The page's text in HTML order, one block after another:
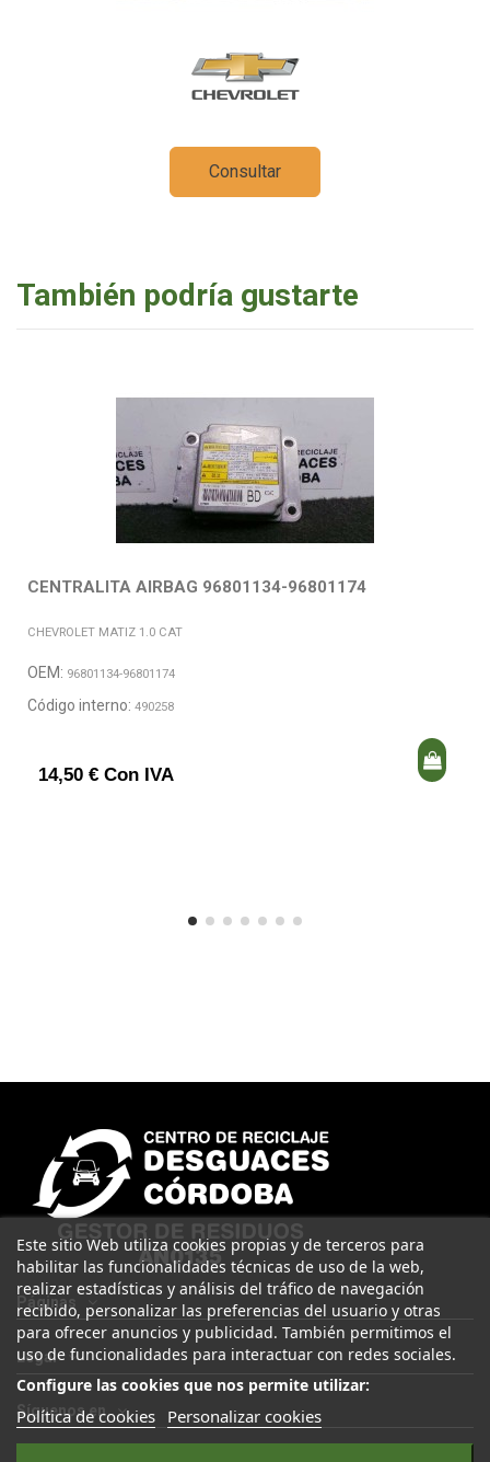
Consultar
También podría gustarte
CENTRALITA AIRBAG 96801134-96801174
CHEVROLET MATIZ 1.0 CAT
OEM: 96801134-96801174
Código interno: 490258
14,50 € Con IVA
Páginas
Legal
Este sitio Web utiliza cookies propias y de terceros para
habilitar las funcionalidades técnicas de uso de la web,
realizar estadísticas y análisis del tráfico de navegación
recibido, personalizar las preferencias del usuario y otras
para ofrecer anuncios y publicidad. También permitimos el
uso de funcionalidades para interactuar con redes sociales.
Configure las cookies que nos permite utilizar:
Política de cookies Personalizar cookies
Síguenos en